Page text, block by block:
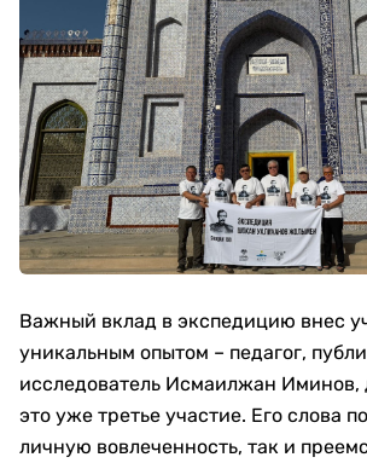
Важный вклад в экспедицию внес
уникальным опытом – педагог,
исследователь Исмаилжан Иминов,
это уже третье участие. Его слова
личную вовлеченность, так и